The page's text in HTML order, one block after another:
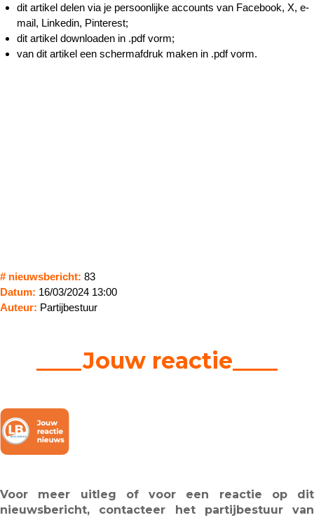
dit artikel delen via je persoonlijke accounts van Facebook, X, e-
mail, Linkedin, Pinterest;
dit artikel downloaden in .pdf vorm;
van dit artikel een schermafdruk maken in .pdf vorm.
# nieuwsbericht: 83
Datum: 16/03/2024 13:00
Auteur: Partijbestuur
____Jouw reactie____
Voor meer uitleg of voor een reactie op dit
nieuwsbericht, contacteer het partijbestuur van